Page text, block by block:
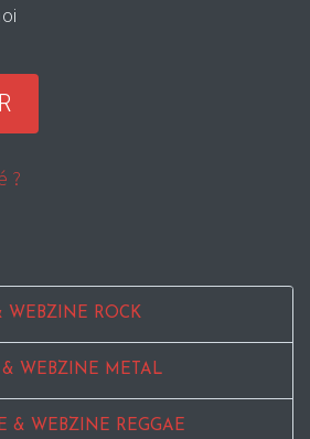
?
WEBZINE ROCK
WEBZINE METAL
& WEBZINE REGGAE